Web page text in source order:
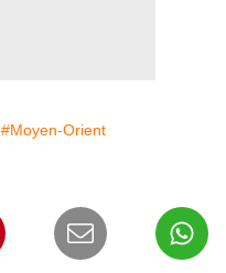
#Moyen-Orient